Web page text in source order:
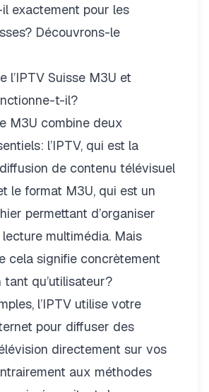
exactement pour les
Découvrons-le
l’IPTV Suisse M3U et
t-il?
M3U combine deux
l’IPTV, qui est la
de contenu télévisuel
le format M3U, qui est un
permettant d’organiser
multimédia. Mais
cela signifie concrètement
tant qu’utilisateur?
l’IPTV utilise votre
pour diffuser des
directement sur vos
aux méthodes